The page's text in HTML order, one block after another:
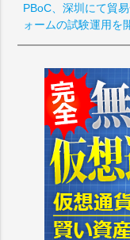
PBoC、深圳にて貿
ォームの試験運用を